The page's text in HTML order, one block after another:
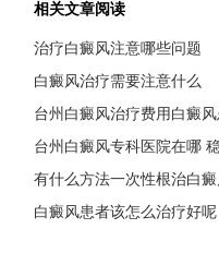
相关文章阅读
治疗白癜风注意哪些问题
白癜风治疗需要注意什么
台州白癜风治疗费用白癜风
台州白癜风专科医院在哪
有什么方法一次性根治白
白癜风患者该怎么治疗好呢